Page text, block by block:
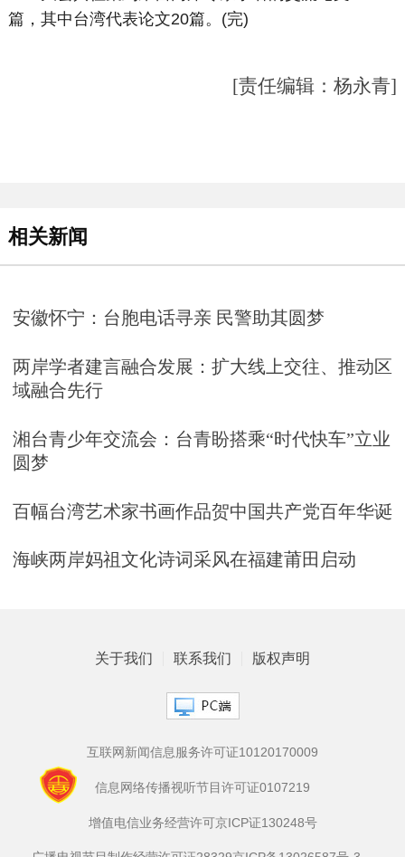
篇，其中台湾代表论文20篇。(完)
[责任编辑：杨永青]
相关新闻
安徽怀宁：台胞电话寻亲 民警助其圆梦
两岸学者建言融合发展：扩大线上交往、推动区
域融合先行
湘台青少年交流会：台青盼搭乘“时代快车”立业
圆梦
百幅台湾艺术家书画作品贺中国共产党百年华诞
海峡两岸妈祖文化诗词采风在福建莆田启动
关于我们 联系我们 版权声明
互联网新闻信息服务许可证10120170009
信息网络传播视听节目许可证0107219
增值电信业务经营许可京ICP证130248号